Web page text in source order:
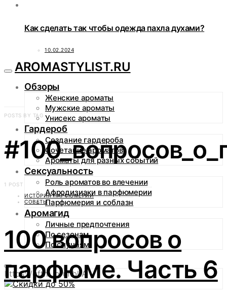
Как сделать так чтобы одежда пахла духами?
10.02.2024
AROMASTYLIST.RU
Обзоры
Женские ароматы
Мужские ароматы
Унисекс ароматы
Гардероб
Создание гардероба
Сочетание ароматов
Ароматы для разных событий
Сексуальность
Роль ароматов во влечении
Афродизиаки в парфюмерии
Парфюмерия и соблазн
Аромагид
Личные предпочтения
По сезонам
По случаям
https://gftm.io/uhbkA
POSTS BY TAG
1 POST
ИСТОРИЯ ПАРФЮМЕРИИ
СОВЕТЫ
100 вопросов о
парфюме. Часть 6